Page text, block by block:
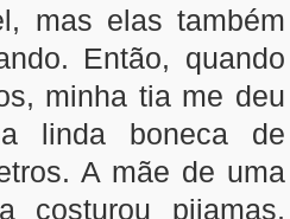
mas elas também
Então, quando
minha tia me deu
linda boneca de
A mãe de uma
costurou pijamas,